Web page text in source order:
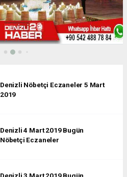
Denizli Nöbetçi Eczaneler 5 Mart
2019
Denizli 4 Mart 2019 Bugün
Nöbetçi Eczaneler